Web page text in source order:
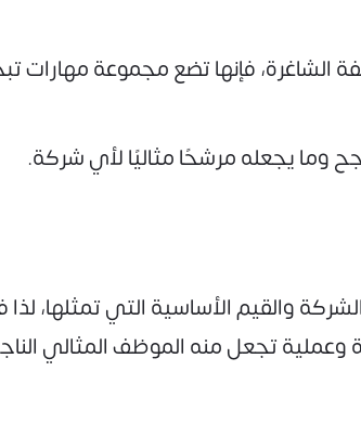
الشاغرة، فإنها تضع مجموعة مهارات
وما يجعله مرشحًا مثاليًا لأي شركة.
والقيم الأساسية التي تمثلها،
وعملية تجعل منه الموظف المثالي